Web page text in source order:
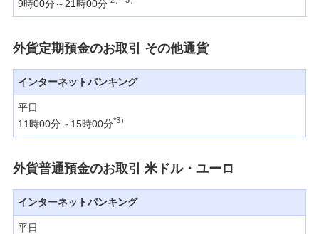
みずほプレミアムクラブ
住宅ローン・カードローン
貯める・増やす
預金・NISA・資産運用
備える
学ぶ・考える
9時00分～21時00分
外貨定期預金のお取引 その他通貨
インターネットバンキング
平日
11時00分～15時00分*3）
外貨普通預金のお取引 米ドル・ユーロ
インターネットバンキング
平日